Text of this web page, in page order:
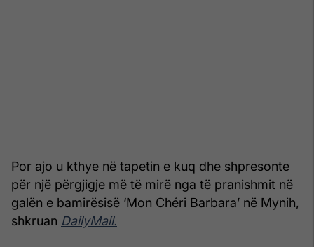
Por ajo u kthye në tapetin e kuq dhe shpresonte
për një përgjigje më të mirë nga të pranishmit në
galën e bamirësisë ‘Mon Chéri Barbara’ në Mynih,
shkruan DailyMail.